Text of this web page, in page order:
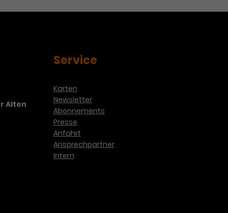
Alten
Service
Karten
Newsletter
Abonnements
Presse
Anfahrt
Ansprechpartner
Intern